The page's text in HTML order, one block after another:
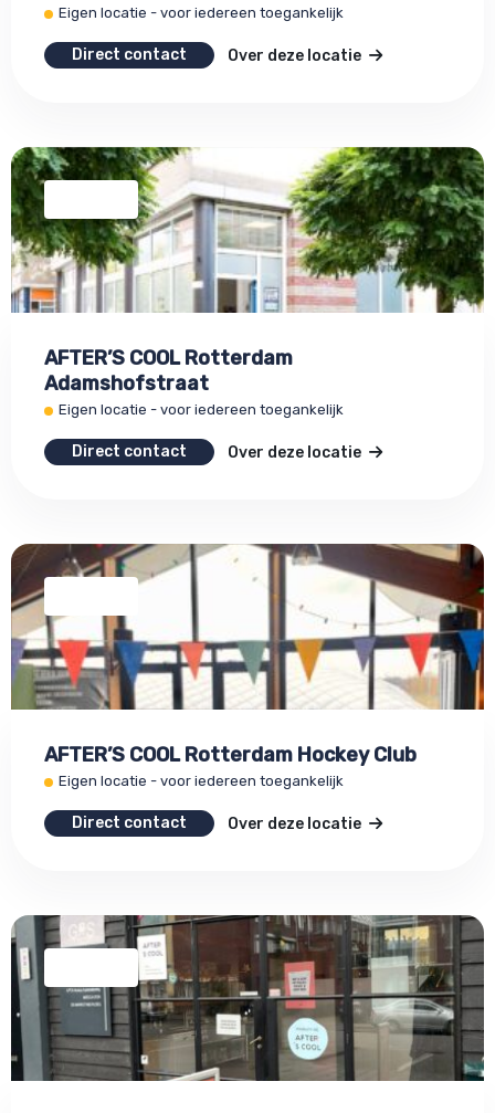
Eigen locatie - voor iedereen toegankelijk
Direct contact Over deze locatie
AFTER’S COOL Rotterdam
Adamshofstraat
Eigen locatie - voor iedereen toegankelijk
Direct contact Over deze locatie
AFTER’S COOL Rotterdam Hockey Club
Eigen locatie - voor iedereen toegankelijk
Direct contact Over deze locatie